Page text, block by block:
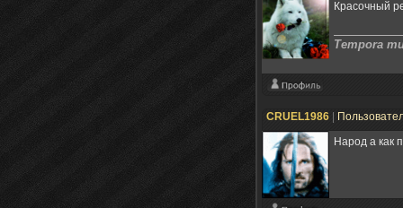
Красочный
Tempora
CRUEL1986
Народ а как